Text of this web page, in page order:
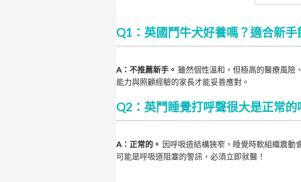
Q1：英國鬥牛犬好養嗎？適合新手
A：不推薦新手。 雖然個性溫和，但極高的醫療風險
能力與照顧經驗的家長才能妥善應對。
Q2：英鬥睡覺打呼聲很大是正常的
A：正常的。 因呼吸道結構狹窄，睡覺時軟組織震動
可能是呼吸道阻塞的警訊，必須立即就醫！